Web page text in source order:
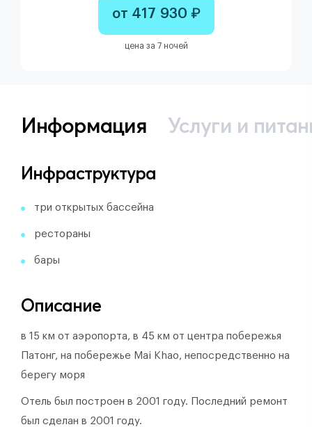
от 417 930 ₽
цена за 7 ночей
Информация Услуги и
Инфраструктура
три открытых бассейна
рестораны
бары
Описание
в 15 км от аэропорта, в 45 км от центра побережья
Патонг, на побережье Mai Khao, непосредственно на
берегу моря
Отель был построен в 2001 году. Последний ремонт
был сделан в 2001 году.